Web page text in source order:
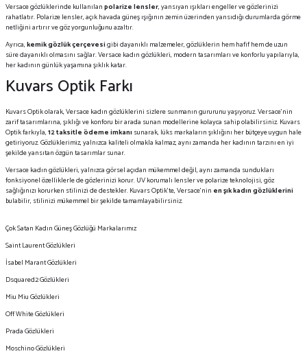
Versace gözlüklerinde kullanılanpolarize lensler, yansıyan ışıkları engeller ve gözlerinizi
rahatlatır. Polarize lensler, açık havada güneş ışığının zemin üzerinden yansıdığı durumlarda görme
netliğini artırır ve göz yorgunluğunu azaltır.
Ayrıca,kemik gözlük çerçevesigibi dayanıklı malzemeler, gözlüklerin hem hafif hem de uzun
süre dayanıklı olmasını sağlar. Versace kadın gözlükleri, modern tasarımları ve konforlu yapılarıyla,
her kadının günlük yaşamına şıklık katar.
Kuvars Optik Farkı
Kuvars Optik olarak, Versace kadın gözlüklerini sizlere sunmanın gururunu yaşıyoruz. Versace’nin
zarif tasarımlarına, şıklığı ve konforu bir arada sunan modellerine kolayca sahip olabilirsiniz. Kuvars
Optik farkıyla,12 taksitle ödeme imkanı sunarak, lüks markaların şıklığını her bütçeye uygun hale
getiriyoruz. Gözlüklerimiz, yalnızca kaliteli olmakla kalmaz, aynı zamanda her kadının tarzını en iyi
şekilde yansıtan özgün tasarımlar sunar.
Versace kadın gözlükleri, yalnızca görsel açıdan mükemmel değil, aynı zamanda sundukları
fonksiyonel özelliklerle de gözlerinizi korur. UV korumalı lensler ve polarize teknolojisi, göz
sağlığınızı korurken stilinizi de destekler. Kuvars Optik’te, Versace’nin en şık kadın gözlüklerini
bulabilir, stilinizi mükemmel bir şekilde tamamlayabilirsiniz.
Çok Satan Kadın Güneş Gözlüğü Markalarımız
Saint Laurent Gözlükleri
İsabel Marant Gözlükleri
Dsquared2 Gözlükleri
Miu Miu Gözlükleri
Off White Gözlükleri
Prada Gözlükleri
Moschino Gözlükleri